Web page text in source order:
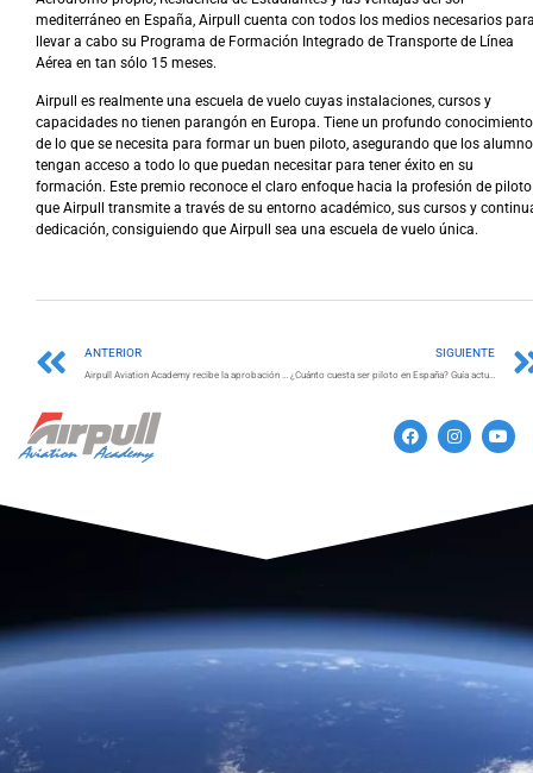
mediterráneo en España, Airpull cuenta con todos los medios necesarios
llevar a cabo su Programa de Formación Integrado de Transporte de Línea
Aérea en tan sólo 15 meses.
Airpull es realmente una escuela de vuelo cuyas instalaciones, cursos y
capacidades no tienen parangón en Europa. Tiene un profundo conocimiento
de lo que se necesita para formar un buen piloto, asegurando que los
tengan acceso a todo lo que puedan necesitar para tener éxito en su
formación. Este premio reconoce el claro enfoque hacia la profesión de piloto
que Airpull transmite a través de su entorno académico, sus cursos y
dedicación, consiguiendo que Airpull sea una escuela de vuelo única.
ANTERIOR SIGUIENTE
¿Cuánto cuesta ser piloto en España? Guía actualizada con datos de Airpull Aviation Academy